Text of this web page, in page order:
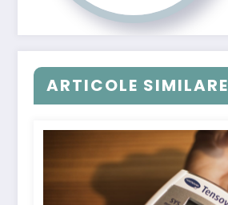
ARTICOLE SIMILARE